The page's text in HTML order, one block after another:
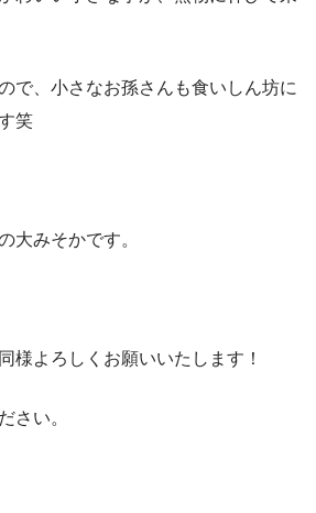
で、小さなお孫さんも食いしん坊に
笑
大みそかです。
様よろしくお願いいたします！
さい。